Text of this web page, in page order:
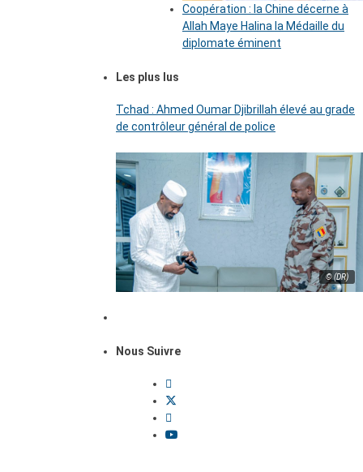
Coopération : la Chine décerne à
Allah Maye Halina la Médaille du
diplomate éminent
Les plus lus
Tchad : Ahmed Oumar Djibrillah élevé au grade
de contrôleur général de police
© (DR)
Nous Suivre